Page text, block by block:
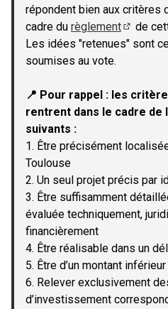
répondent bien aux critères
cadre du règlement
(Lien
de
Les idées "retenues" sont
soumises au vote.
📍 Pour rappel : les
rentrent dans le cadre de
suivants :
1. Être précisément
Toulouse
2. Un seul projet précis par
3. Être suffisamment
évaluée techniquement,
financièrement
4. Être réalisable dans un
5. Être d’un montant
6. Relever exclusivement
d’investissement